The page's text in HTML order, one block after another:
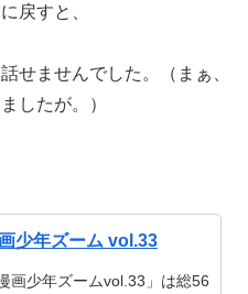
戻すと、
せませんでした。（まぁ、
したが。）
少年ズーム vol.33
漫画少年ズームvol.33」は総56